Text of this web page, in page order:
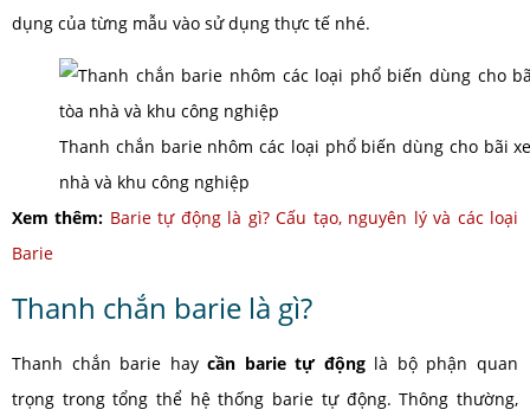
dụng của từng mẫu vào sử dụng thực tế nhé.
Thanh chắn barie nhôm các loại phổ biến dùng cho bãi
nhà và khu công nghiệp
Xem thêm: Barie tự động là gì? Cấu tạo, nguyên lý và các loại
Barie
Thanh chắn barie là gì?
Thanh chắn barie haycần barie tự độnglà bộ phận quan
trọng trong tổng thể hệ thống barie tự động. Thông thường,